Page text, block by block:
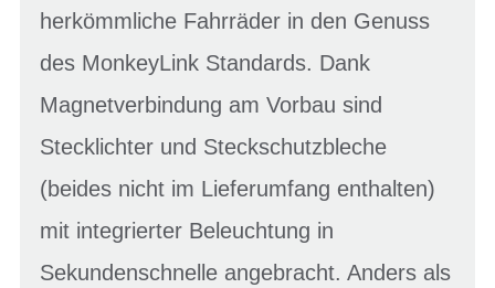
herkömmliche Fahrräder in den Genuss
des MonkeyLink Standards. Dank
Magnetverbindung am Vorbau sind
Stecklichter und Steckschutzbleche
(beides nicht im Lieferumfang enthalten)
mit integrierter Beleuchtung in
Sekundenschnelle angebracht. Anders als